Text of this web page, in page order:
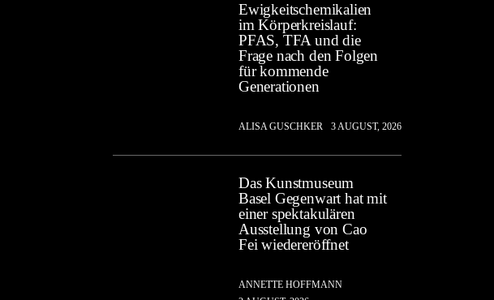
Ewigkeitschemikalien
im Körperkreislauf:
PFAS, TFA und die
Frage nach den Folgen
für kommende
Generationen
ALISA GUSCHKER 3 AUGUST, 2026
Das Kunstmuseum
Basel Gegenwart hat mit
einer spektakulären
Ausstellung von Cao
Fei wiedereröffnet
ANNETTE HOFFMANN